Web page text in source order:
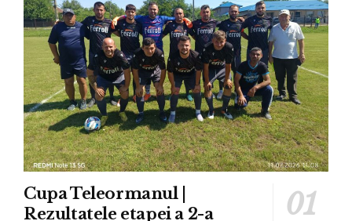
Cupa Teleormanul |
Rezultatele etapei a 2-a